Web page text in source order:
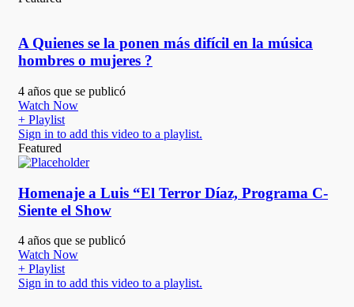
A Quienes se la ponen más difícil en la música
hombres o mujeres ?
4 años que se publicó
Watch Now
+ Playlist
Sign in to add this video to a playlist.
Featured
Homenaje a Luis “El Terror Díaz, Programa C-
Siente el Show
4 años que se publicó
Watch Now
+ Playlist
Sign in to add this video to a playlist.